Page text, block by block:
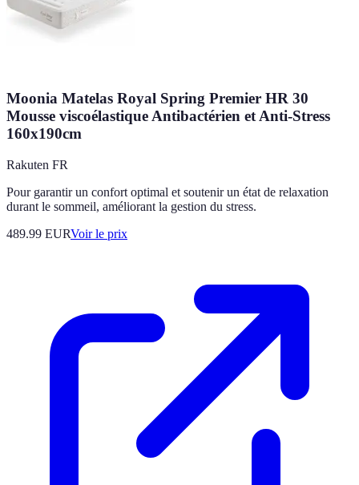
Moonia Matelas Royal Spring Premier HR 30
Mousse viscoélastique Antibactérien et Anti-Stress
160x190cm
Rakuten FR
Pour garantir un confort optimal et soutenir un état de relaxation
durant le sommeil, améliorant la gestion du stress.
489.99 EURVoir le prix